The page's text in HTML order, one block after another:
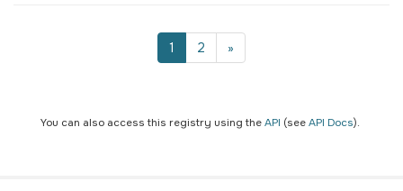
1 2 »
You can also access this registry using theAPI (seeAPI Docs).